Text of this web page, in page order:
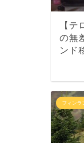
【
の無
ンド
フィンラ